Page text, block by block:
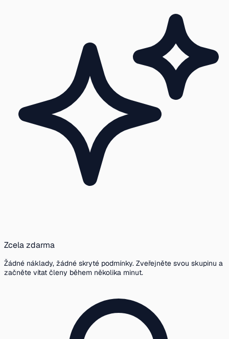
Zcela zdarma
Žádné náklady, žádné skryté podmínky. Zveřejněte svou skupinu a
začněte vítat členy během několika minut.